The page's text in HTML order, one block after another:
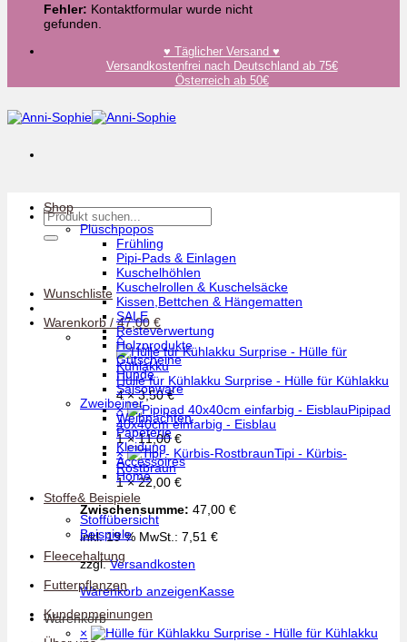
Fehler: Kontaktformular wurde nicht
gefunden.
♥️ Täglicher Versand ♥️
Versandkostenfrei nach Deutschland ab 75€
Österreich ab 50€
Suchen
nach:
Wunschliste
Warenkorb /47,00 €
×
Hülle für Kühlakku Surprise - Hülle für Kühlakku
4 ×3,50€
×
Pipipad
40x40cm einfarbig - Eisblau
1 ×11,00€
×
Tipi - Kürbis-
Rostbraun
1 ×22,00 €
Zwischensumme: 47,00 €
inkl. 19 % MwSt.: 7,51 €
zzgl.Versandkosten
Warenkorb anzeigenKasse
Warenkorb
×
Shop
Plüschpopos
Frühling
Pipi-Pads & Einlagen
Kuschelhöhlen
Kuschelrollen & Kuschelsäcke
Kissen,Bettchen & Hängematten
SALE
Resteverwertung
Holzprodukte
Gutscheine
Hunde
Saisonware
Zweibeiner
Weihnachten
Papeterie
Kleidung
Accessoires
Home
Stoffe& Beispiele
Stoffübersicht
Beispiele
Fleecehaltung
Futterpflanzen
Kundenmeinungen